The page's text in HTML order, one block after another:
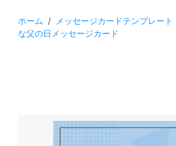
ホーム / メッセージカードテンプレート
な父の日メッセージカード